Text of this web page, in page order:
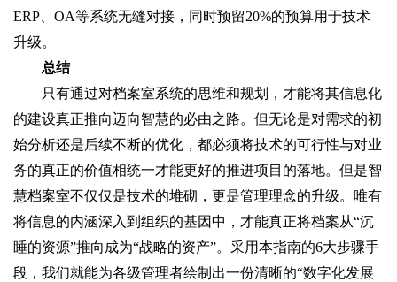
ERP、OA等系统无缝对接，同时预留20%的预算用于技术
升级。
总结
只有通过对档案室系统的思维和规划，才能将其信息化
的建设真正推向迈向智慧的必由之路。但无论是对需求的初
始分析还是后续不断的优化，都必须将技术的可行性与对业
务的真正的价值相统一才能更好的推进项目的落地。但是智
慧档案室不仅仅是技术的堆砌，更是管理理念的升级。唯有
将信息的内涵深入到组织的基因中，才能真正将档案从“沉
睡的资源”推向成为“战略的资产”。采用本指南的6大步骤手
段，我们就能为各级管理者绘制出一份清晰的“数字化发展